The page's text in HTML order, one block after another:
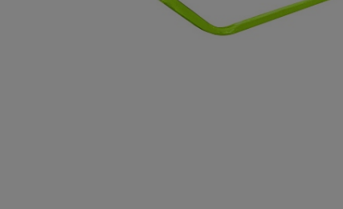
Тачки строительные и садовые